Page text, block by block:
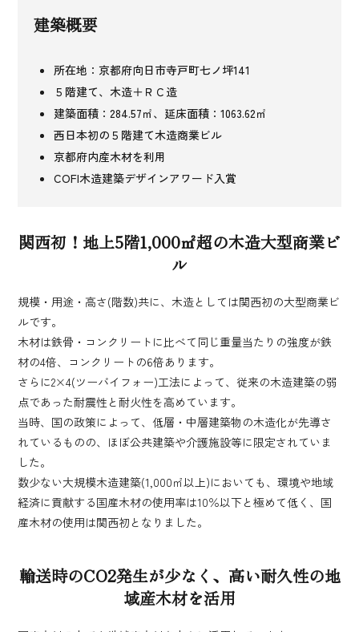
建築概要
所在地：京都府向日市寺戸町七ノ坪141
５階建て、木造＋ＲＣ造
建築面積：284.57㎡、延床面積：1063.62㎡
西日本初の５階建て木造商業ビル
京都府内産木材を利用
COFI木造建築デザインアワード入賞
関西初！地上5階1,000㎡超の木造大型商業ビ
ル
規模・用途・高さ(階数)共に、木造としては関西初の大型商業ビ
ルです。
木材は鉄骨・コンクリートに比べて同じ重量当たりの強度が鉄
材の4倍、コンクリートの6倍あります。
さらに2×4(ツーバイフォー)工法によって、従来の木造建築の弱
点であった耐震性と耐火性を高めています。
当時、国の政策によって、低層・中層建築物の木造化が先導さ
れているものの、ほぼ公共建築や介護施設等に限定されていま
した。
数少ない大規模木造建築(1,000㎡以上)においても、環境や地域
経済に貢献する国産木材の使用率は10％以下と極めて低く、国
産木材の使用は関西初となりました。
輸送時のCO2発生が少なく、高い耐久性の地
域産木材を活用